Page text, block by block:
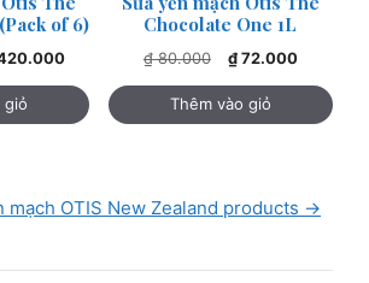
of 6)
Giá
là:
giỏ
Chocolate One 1L
₫80.000
Giá
là:
₫ 80.000.
₫72.000Giá
là:
Thêm vào giỏ
mạch OTIS New Zealand products →